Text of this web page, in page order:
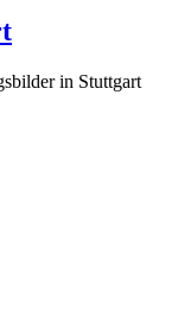
in Stuttgart